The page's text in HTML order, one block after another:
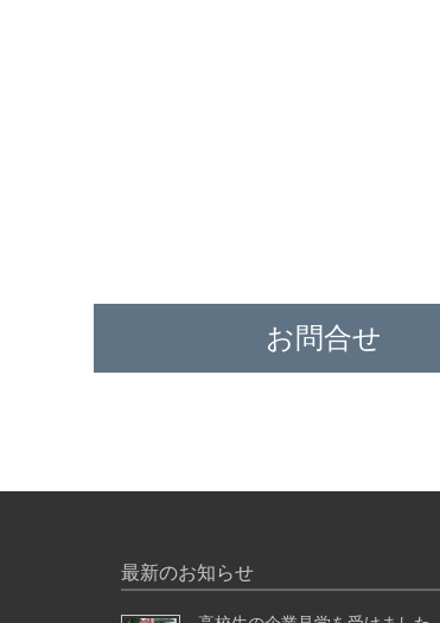
お問合せ
最新のお知らせ